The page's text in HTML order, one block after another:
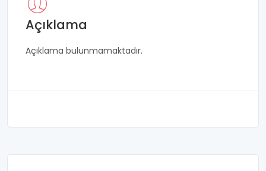
Açıklama
Açıklama bulunmamaktadır.